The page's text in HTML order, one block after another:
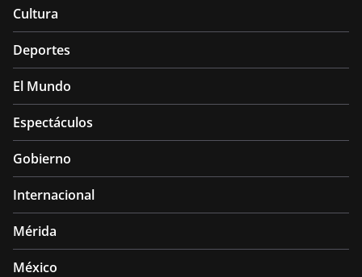
Cultura
Deportes
El Mundo
Espectáculos
Gobierno
Internacional
Mérida
México